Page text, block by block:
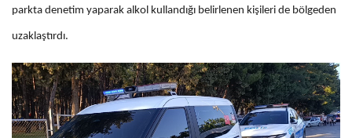
parkta denetim yaparak alkol kullandığı belirlenen kişileri de bölgeden
uzaklaştırdı.